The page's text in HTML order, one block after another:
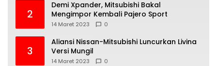
2
Demi Xpander, Mitsubishi Bakal
Mengimpor Kembali Pajero Sport
14 Maret 2023 0
3
Aliansi Nissan-Mitsubishi Luncurkan Livina
Versi Mungil
14 Maret 2023 0